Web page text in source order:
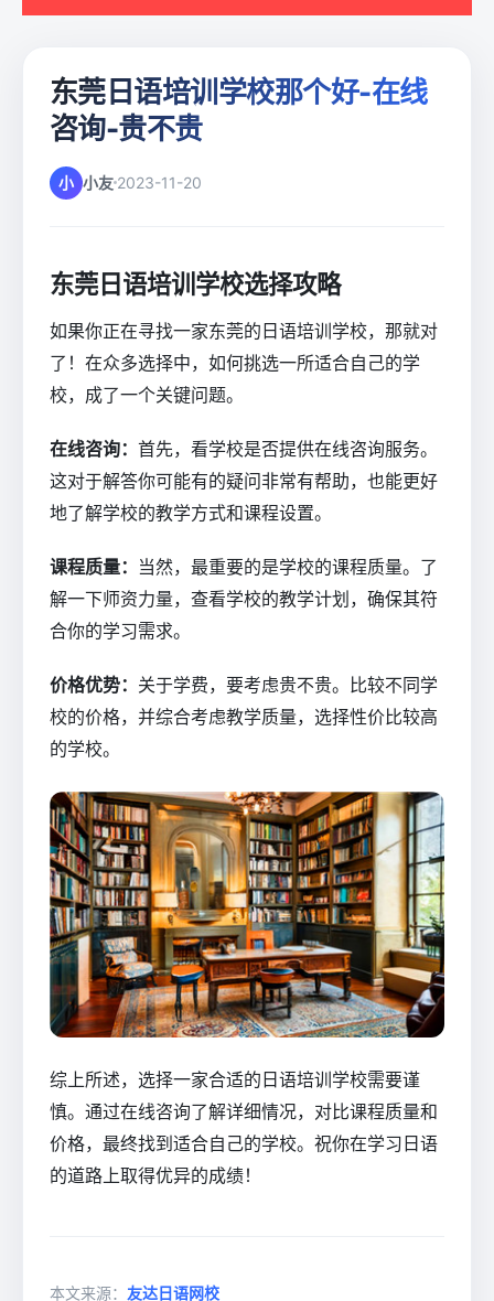
东莞日语培训学校那个好-在线
咨询-贵不贵
小 小友 2023-11-20
东莞日语培训学校选择攻略
如果你正在寻找一家东莞的日语培训学校，那就对
了！在众多选择中，如何挑选一所适合自己的学
校，成了一个关键问题。
在线咨询： 首先，看学校是否提供在线咨询服务。
这对于解答你可能有的疑问非常有帮助，也能更好
地了解学校的教学方式和课程设置。
课程质量： 当然，最重要的是学校的课程质量。了
解一下师资力量，查看学校的教学计划，确保其符
合你的学习需求。
价格优势： 关于学费，要考虑贵不贵。比较不同学
校的价格，并综合考虑教学质量，选择性价比较高
的学校。
综上所述，选择一家合适的日语培训学校需要谨
慎。通过在线咨询了解详细情况，对比课程质量和
价格，最终找到适合自己的学校。祝你在学习日语
的道路上取得优异的成绩！
本文来源： 友达日语网校